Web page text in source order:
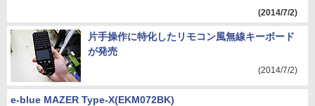
(2014/7/2)
片手操作に特化したリモコン風無線キーボード
が発売
(2014/7/2)
e-blue MAZER Type-X(EKM072BK)